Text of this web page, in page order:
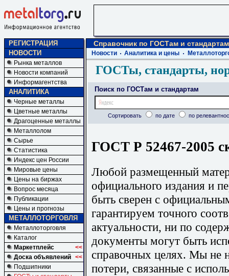
РЕГИСТРАЦИЯ
НОВОСТИ
Рынка металлов
Новости компаний
Информагентства
АНАЛИТИКА
Черные металлы
Цветные металлы
Драгоценные металлы
Металлолом
Сырье
Статистика
Индекс цен России
Мировые цены
Цены на биржах
Вопрос месяца
Публикации
Цены и прогнозы
МЕТАЛЛОТОРГОВЛЯ
Металлоторговля
Каталог
Маркетплейс
<<
Доска объявлений <<
Подшипники
Справочник по ГОСТам и стандартам
Новости Аналитика и цены
ГОСТы, стандарты,
Поиск по ГОСТам и стандартам
Сортировать по дате по
ГОСТ Р 52467-2005
Любой размещенный
официального издания и
быть сверен с
гарантируем точного
актуальности, ни по
документы могут быть
справочных целях. Мы не
потери, связанные с